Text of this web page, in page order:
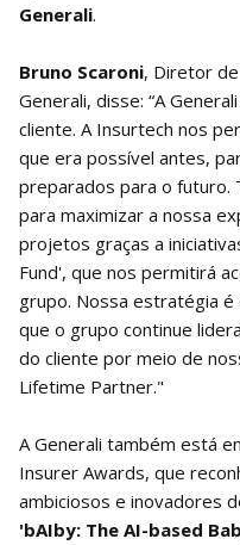
Generali.
Bruno Scaroni, Diretor
Generali, disse: “A
cliente. A Insurtech nos
que era possível antes,
preparados para o futuro.
para maximizar a nossa
projetos graças a
Fund', que nos permitirá
grupo. Nossa estratégia
que o grupo continue
do cliente por meio de
Lifetime Partner."
A Generali também está
Insurer Awards, que
ambiciosos e inovadores
'bAIby: The AI-based